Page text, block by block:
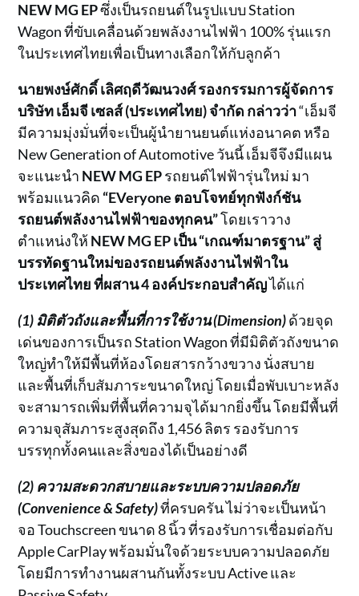
NEW MG EPซึ่งเป็นรถยนต์ในรูปแบบ Station
Wagon ที่ขับเคลื่อนด้วยพลังงานไฟฟ้า 100% รุ่นแรก
ในประเทศไทยเพื่อเป็นทางเลือกให้กับลูกค้า
นายพงษ์ศักดิ์ เลิศฤดีวัฒนวงศ์ รองกรรมการผู้จัดการ
บริษัท เอ็มจี เซลส์ (ประเทศไทย) จำกัด กล่าวว่า“เอ็มจี
มีความมุ่งมั่นที่จะเป็นผู้นำยานยนต์แห่งอนาคต หรือ
New Generation of Automotive วันนี้ เอ็มจีจึงมีแผน
จะแนะนำ NEW MG EPรถยนต์ไฟฟ้ารุ่นใหม่ มา
พร้อมแนวคิด “EVeryone ตอบโจทย์ทุกฟังก์ชัน
รถยนต์พลังงานไฟฟ้าของทุกคน”โดยเราวาง
ตำแหน่งให้NEW MG EPเป็น “เกณฑ์มาตรฐาน” สู่
บรรทัดฐานใหม่ของรถยนต์พลังงานไฟฟ้าใน
ประเทศไทย ที่ผสาน 4 องค์ประกอบสำคัญได้แก่
(1) มิติตัวถังและพื้นที่การใช้งาน (Dimension)ด้วยจุด
เด่นของการเป็นรถ Station Wagon ที่มีมิติตัวถังขนาด
ใหญ่ทำให้มีพื้นที่ห้องโดยสารกว้างขวาง นั่งสบาย
และพื้นที่เก็บสัมภาระขนาดใหญ่ โดยเมื่อพับเบาะหลัง
จะสามารถเพิ่มที่พื้นที่ความจุได้มากยิ่งขึ้น โดยมีพื้นที่
ความจุสัมภาระสูงสุดถึง 1,456 ลิตร รองรับการ
บรรทุกทั้งคนและสิ่งของได้เป็นอย่างดี
(2) ความสะดวกสบายและระบบความปลอดภัย
(Convenience & Safety)ที่ครบครัน ไม่ว่าจะเป็นหน้า
จอ Touchscreen ขนาด 8 นิ้ว ที่รองรับการเชื่อมต่อกับ
Apple CarPlay พร้อมมั่นใจด้วยระบบความปลอดภัย
โดยมีการทำงานผสานกันทั้งระบบ Active และ